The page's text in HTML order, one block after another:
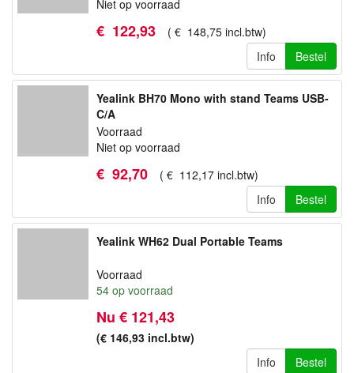
Niet op voorraad
€ 122,93 ( € 148,75 incl.btw)
Info
Bestel
Yealink BH70 Mono with stand Teams USB-
C/A
Voorraad
Niet op voorraad
€ 92,70 ( € 112,17 incl.btw)
Info
Bestel
Yealink WH62 Dual Portable Teams
Voorraad
54 op voorraad
Nu € 121,43
(€ 146,93 incl.btw)
Info
Bestel